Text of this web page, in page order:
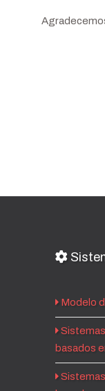
Modelo
basados
Sistemas